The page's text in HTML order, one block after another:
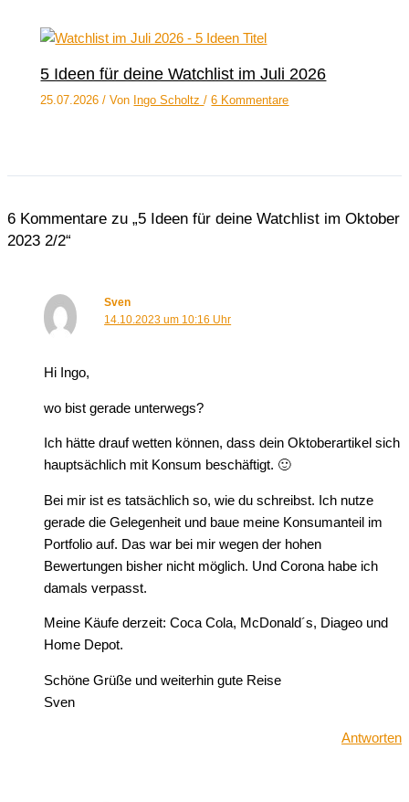
5 Ideen für deine Watchlist im Juli 2026
25.07.2026/ Von Ingo Scholtz/6 Kommentare
6 Kommentare zu „5 Ideen für deine Watchlist im Oktober
2023 2/2“
Sven
14.10.2023 um 10:16 Uhr
Hi Ingo,
wo bist gerade unterwegs?
Ich hätte drauf wetten können, dass dein Oktoberartikel sich
hauptsächlich mit Konsum beschäftigt. 🙂
Bei mir ist es tatsächlich so, wie du schreibst. Ich nutze
gerade die Gelegenheit und baue meine Konsumanteil im
Portfolio auf. Das war bei mir wegen der hohen
Bewertungen bisher nicht möglich. Und Corona habe ich
damals verpasst.
Meine Käufe derzeit: Coca Cola, McDonald´s, Diageo und
Home Depot.
Schöne Grüße und weiterhin gute Reise
Sven
Antworten